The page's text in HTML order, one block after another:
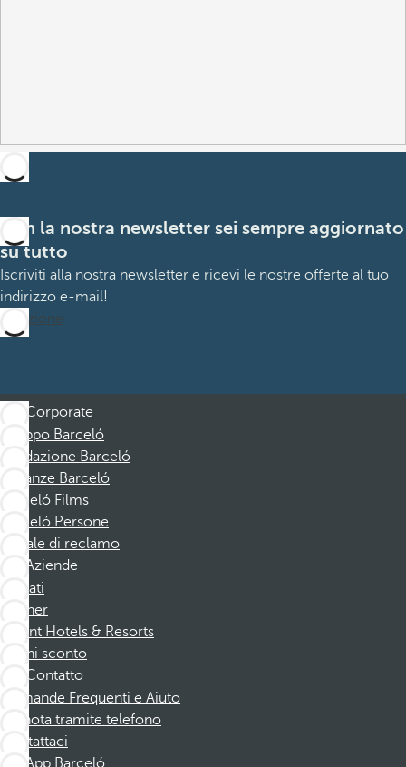
Con la nostra newsletter sei sempre aggiornato
su tutto
Iscriviti alla nostra newsletter e ricevi le nostre offerte al tuo
indirizzo e-mail!
Iscrizione
Corporate
Gruppo Barceló
Fondazione Barceló
Vacanze Barceló
Barceló Films
Barceló Persone
Canale di reclamo
Aziende
Affiliati
Partner
Dorint Hotels & Resorts
Buoni sconto
Contatto
Domande Frequenti e Aiuto
Prenota tramite telefono
Contattaci